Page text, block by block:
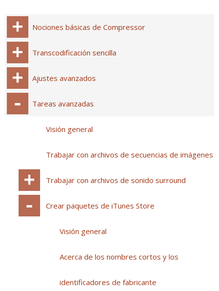
Nociones básicas de Compressor
Transcodificación sencilla
Ajustes avanzados
Tareas avanzadas
Visión general
Trabajar con archivos de secuencias de imágenes
Trabajar con archivos de sonido surround
Crear paquetes de iTunes Store
Visión general
Acerca de los nombres cortos y los
identificadores de fabricante